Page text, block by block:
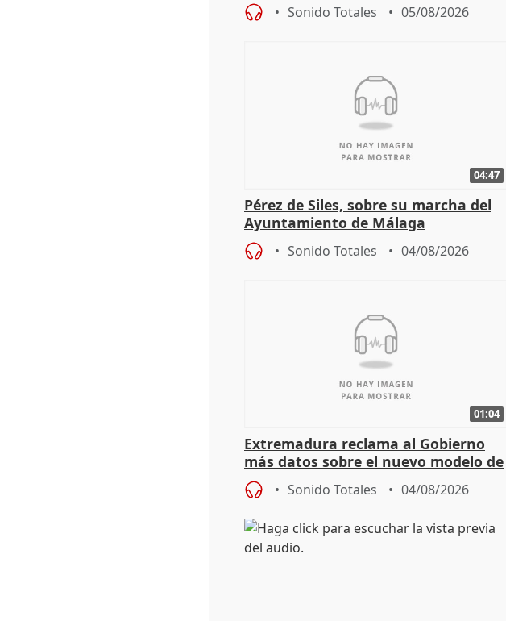
Sonido Totales 05/08/2026
04:47
Pérez de Siles, sobre su marcha del
Ayuntamiento de Málaga
Sonido Totales 04/08/2026
01:04
Extremadura reclama al Gobierno
más datos sobre el nuevo modelo de
financiación
Sonido Totales 04/08/2026